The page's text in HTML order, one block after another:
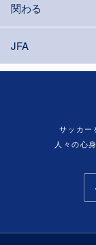
関わる
JFA
サッカー
人々の心